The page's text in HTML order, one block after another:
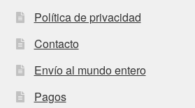
Política de privacidad
Contacto
Envío al mundo entero
Pagos